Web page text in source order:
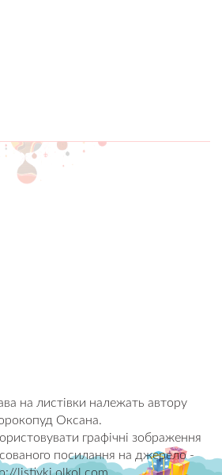
на листівки належать автору
Оксана.
графічні зображення
посилання на джерело -